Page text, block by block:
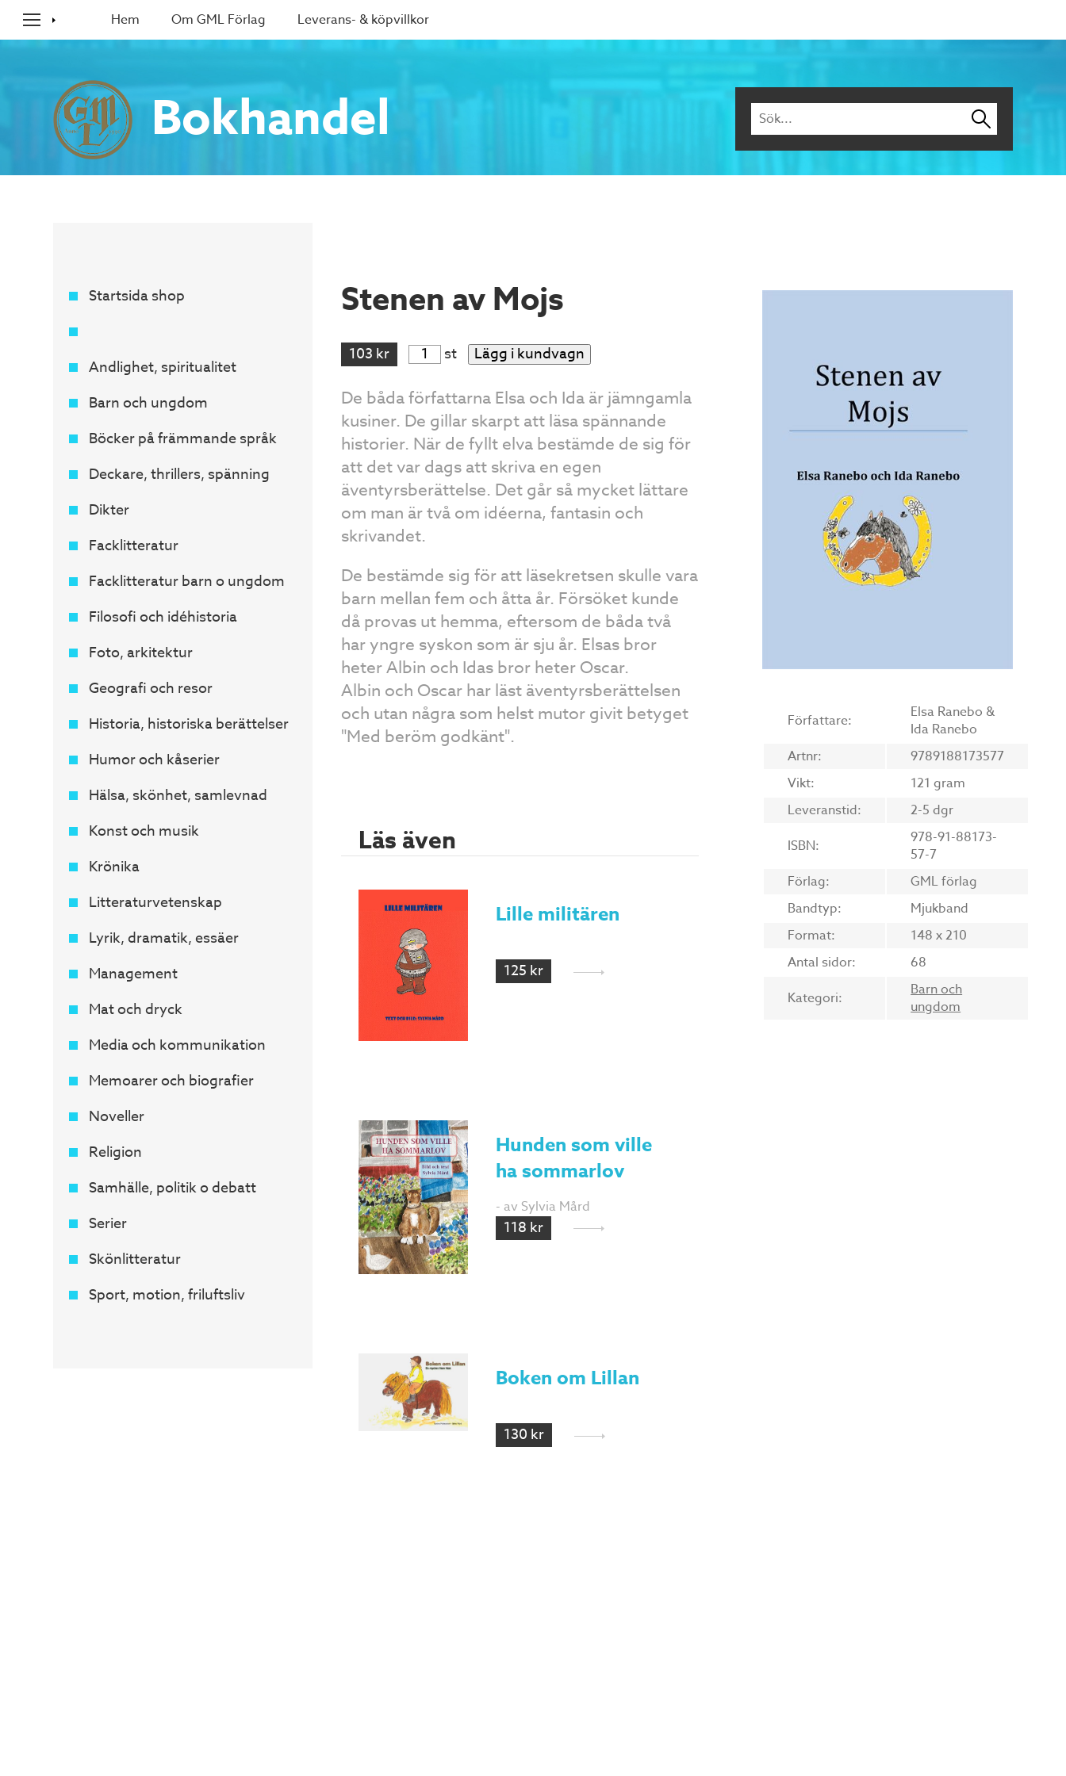
Hem Om GML Förlag Leverans- & köpvillkor
Bokhandel
Startsida shop
Andlighet, spiritualitet
Barn och ungdom
Böcker på främmande språk
Deckare, thrillers, spänning
Dikter
Facklitteratur
Facklitteratur barn o ungdom
Filosofi och idéhistoria
Foto, arkitektur
Geografi och resor
Historia, historiska berättelser
Humor och kåserier
Hälsa, skönhet, samlevnad
Konst och musik
Krönika
Litteraturvetenskap
Lyrik, dramatik, essäer
Management
Mat och dryck
Media och kommunikation
Memoarer och biografier
Noveller
Religion
Samhälle, politik o debatt
Serier
Skönlitteratur
Sport, motion, friluftsliv
Stenen av Mojs
103 kr st Lägg i kundvagn
De båda författarna Elsa och Ida är jämngamla
kusiner. De gillar skarpt att läsa spännande
historier. När de fyllt elva bestämde de sig för
att det var dags att skriva en egen
äventyrsberättelse. Det går så mycket lättare
om man är två om idéerna, fantasin och
skrivandet.
De bestämde sig för att läsekretsen skulle vara
barn mellan fem och åtta år. Försöket kunde
då provas ut hemma, eftersom de båda två
har yngre syskon som är sju år. Elsas bror
heter Albin och Idas bror heter Oscar.
Albin och Oscar har läst äventyrsberättelsen
och utan några som helst mutor givit betyget
"Med beröm godkänt".
Läs även
Lille militären
125 kr
Hunden som ville
ha sommarlov
- av Sylvia Mård
118 kr
Boken om Lillan
130 kr
Författare:
Elsa Ranebo &
Ida Ranebo
Artnr:
9789188173577
Vikt:
121 gram
Leveranstid:
2-5 dgr
ISBN:
978-91-88173-
57-7
Förlag:
GML förlag
Bandtyp:
Mjukband
Format:
148 x 210
Antal sidor:
68
Kategori:
Barn och
ungdom